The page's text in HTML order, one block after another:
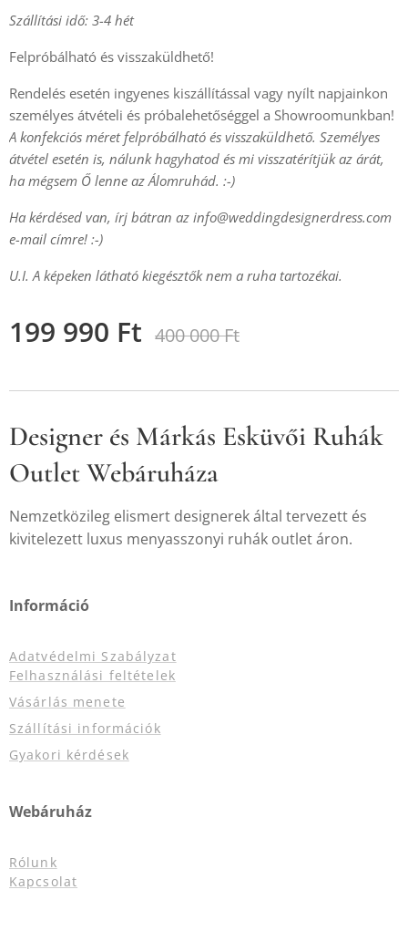
Szállítási idő: 3-4 hét
Felpróbálható és visszaküldhető!
Rendelés esetén ingyenes kiszállítással vagy nyílt napjainkon
személyes átvételi és próbalehetőséggel a Showroomunkban!
A konfekciós méret felpróbálható és visszaküldhető. Személyes
átvétel esetén is, nálunk hagyhatod és mi visszatérítjük az árát,
ha mégsem Ő lenne az Álomruhád. :-)
Ha kérdésed van, írj bátran az info@weddingdesignerdress.com
e-mail címre! :-)
U.I. A képeken látható kiegésztők nem a ruha tartozékai.
199 990 Ft 400 000Ft
Designer és Márkás Esküvői Ruhák
Outlet Webáruháza
Nemzetközileg elismert designerek által tervezett és
kivitelezett luxus menyasszonyi ruhák outlet áron.
Információ
Adatvédelmi Szabályzat
Felhasználási feltételek
Vásárlás menete
Szállítási információk
Gyakori kérdések
Webáruház
Rólunk
Kapcsolat